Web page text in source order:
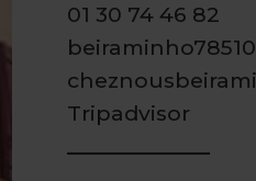
01 30 74 46 82
Tripadvisor